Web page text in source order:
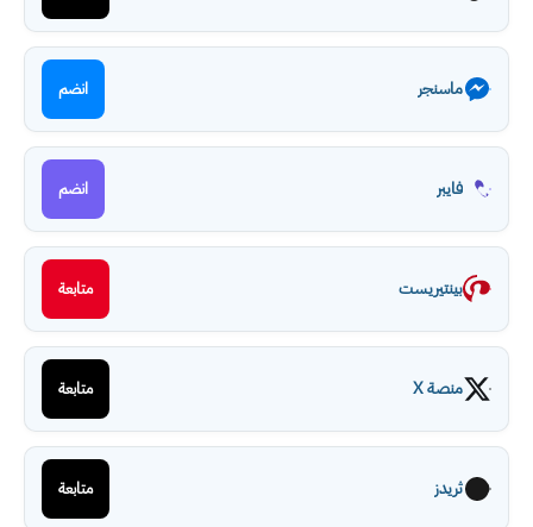
ماسنجر انضم
فايبر انضم
بينتيريست متابعة
منصة X متابعة
ثريدز متابعة